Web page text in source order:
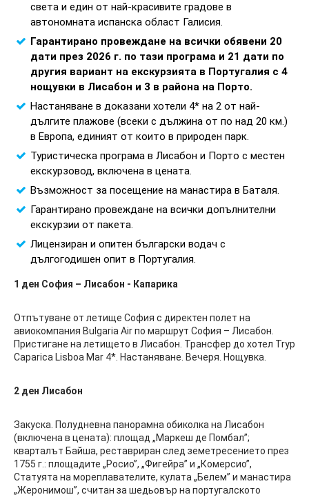
света и един от най-красивите градове в
автономната испанска област Галисия.
Гарантирано провеждане на всички обявени 20
дати през 2026 г. по тази програма и 21 дати по
другия вариант на екскурзията в Португалия с 4
нощувки в Лисабон и 3 в района на Порто.
Настаняване в доказани хотели 4* на 2 от най-
дългите плажове (всеки с дължина от по над 20 км.)
в Европа, единият от които в природен парк.
Туристическа програма в Лисабон и Порто с местен
екскурзовод, включена в цената.
Възможност за посещение на манастира в Баталя.
Гарантирано провеждане на всички допълнителни
екскурзии от пакета.
Лицензиран и опитен български водач с
дългогодишен опит в Португалия.
1 ден София – Лисабон - Капарика
Отпътуване от летище София с директен полет на
авиокомпания Bulgaria Air по маршрут София – Лисабон.
Пристигане на летището в Лисабон. Трансфер до хотел Tryp
Caparica Lisboa Mar 4*. Настаняване. Вечеря. Нощувка.
2 ден Лисабон
Закуска. Полудневна панорамна обиколка на Лисабон
(включена в цената): площад „Маркеш де Помбал”;
кварталът Байша, реставриран след земетресението през
1755 г.: площадите „Росио”, „Фигейра” и „Комерсио”,
Статуята на мореплавателите, кулата „Белем” и манастира
„Жеронимош”, считан за шедьовър на португалското